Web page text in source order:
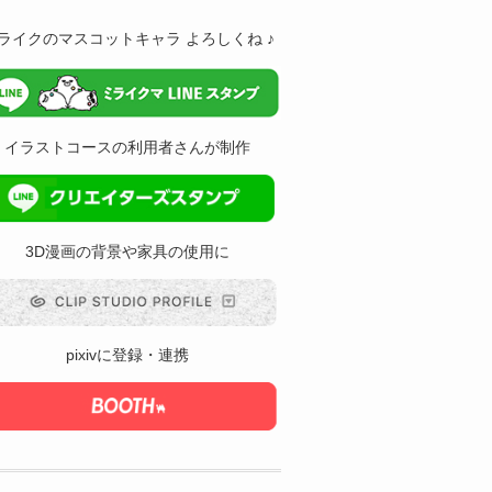
イクのマスコットキャラ よろしくね ♪
イラストコースの利用者さんが制作
3D漫画の背景や家具の使用に
pixivに登録・連携